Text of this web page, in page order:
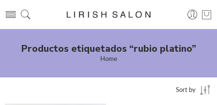
Productos etiquetados “rubio platino”
Home
Sort by